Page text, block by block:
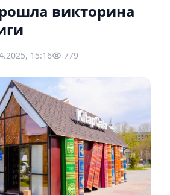
викторина
15:16 779